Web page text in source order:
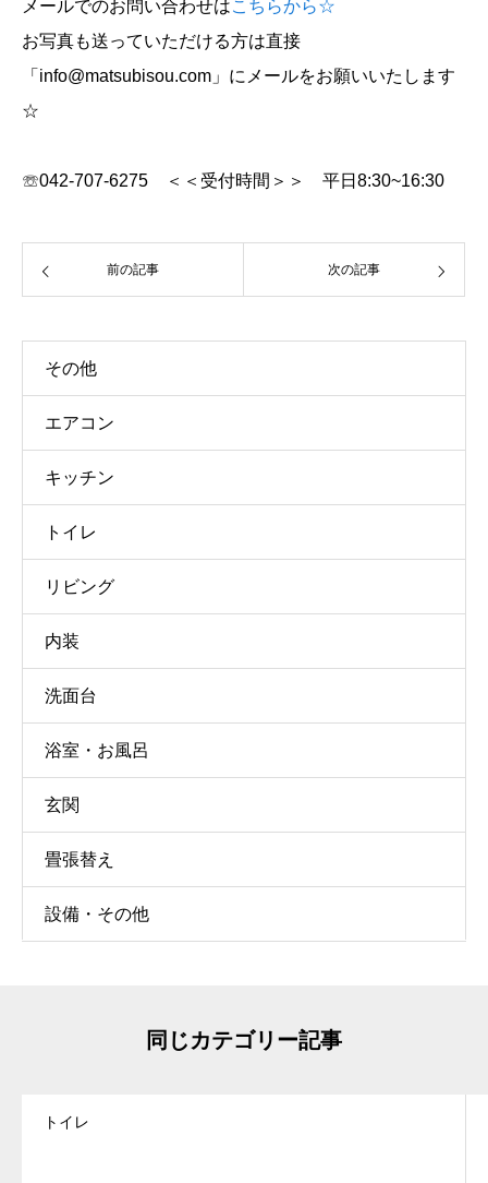
メールでのお問い合わせはこちらから☆
お写真も送っていただける方は直接
「info@matsubisou.com」にメールをお願いいたします
☆
☏042-707-6275 ＜＜受付時間＞＞ 平日8:30~16:30
前の記事 次の記事
その他
エアコン
キッチン
トイレ
リビング
内装
洗面台
浴室・お風呂
玄関
畳張替え
設備・その他
同じカテゴリー記事
トイレ